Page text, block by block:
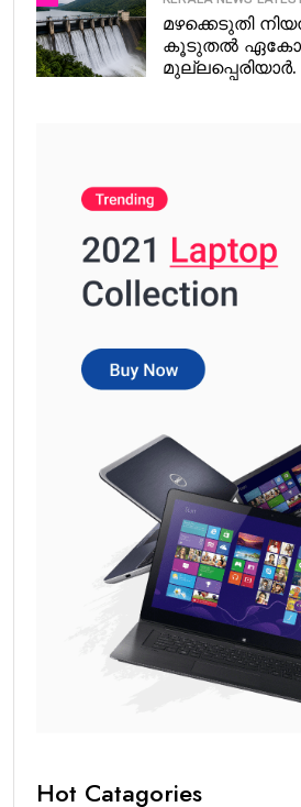
മഴക്കെടുതി
കൂടുതൽ
മുല്ലപ്പെരിയാർ.
Hot Catagories